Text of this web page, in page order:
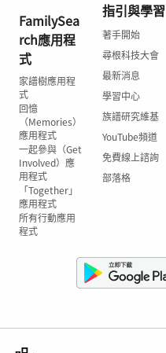
FamilySea
rch應用程
式
家譜樹應用程
式
回憶
（Memories）
應用程式
一起參與（Get
Involved）應
用程式
「Together」
應用程式
所有行動應用
程式
指引與學習
著手開始
尋根科技大會
最新消息
學習中心
族譜研究維基
YouTube頻道
免費線上諮詢
部落格